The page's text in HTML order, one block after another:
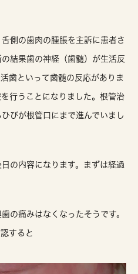
側の歯肉の腫脹を主訴に患者さ
結果歯の神経（歯髄）が生活反
歯といって歯髄の反応がありま
行うことになりました。根管治
びが根管口にまで進んでいまし
の内容になります。まずは経過
の痛みはなくなったそうです。
すると